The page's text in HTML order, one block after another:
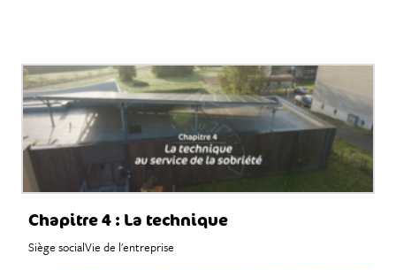
Chapitre 4 : La technique
Siège socialVie de l'entreprise